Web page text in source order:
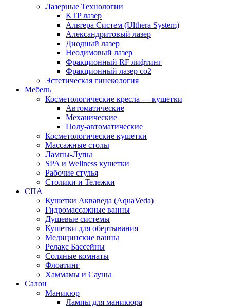
Лазерные Технологии
KTP лазер
Альтера Систем (Ulthera System)
Александритовый лазер
Диодный лазер
Неодимовый лазер
Фракционный RF лифтинг
Фракционный лазер со2
Эстетическая гинекология
Мебель
Косметологические кресла — кушетки
Автоматические
Механические
Полу-автоматические
Косметологические кушетки
Массажные столы
Лампы-Лупы
SPA и Wellness кушетки
Рабочие стулья
Столики и Тележки
СПА
Кушетки Акваведа (AquaVeda)
Гидромассажные ванны
Душевые системы
Кушетки для обертывания
Медицинские ванны
Релакс Бассейны
Соляные комнаты
Флоатинг
Хаммамы и Сауны
Салон
Маникюр
Лампы для маникюра